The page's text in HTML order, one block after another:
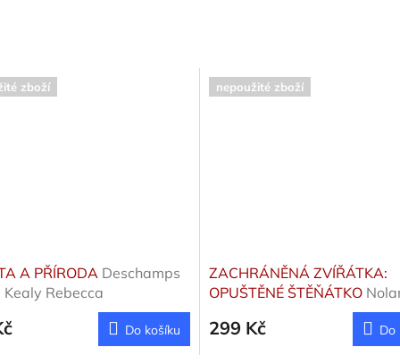
zboží
A PŘÍRODA Deschamps
Kealy Rebecca
Do košíku
nepoužité zboží
ZACHRÁNĚNÁ ZVÍŘÁTKA:
OPUŠTĚNÉ ŠTĚŇÁTKO
299 Kč Do